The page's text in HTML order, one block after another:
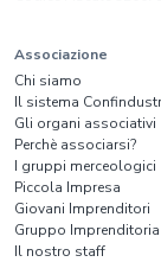
Associazione
Chi siamo
Il sistema
Gli organi associativi
Perchè associarsi?
I gruppi merceologici
Piccola Impresa
Giovani Imprenditori
Gruppo
Il nostro staff